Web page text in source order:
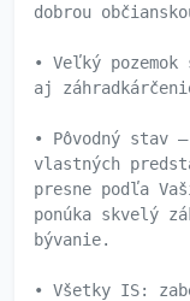
dobrou
• Veľký
aj
• Pôvodný stav
vlastných
presne podľa
ponúka skvelý
bývanie.
• Všetky IS: